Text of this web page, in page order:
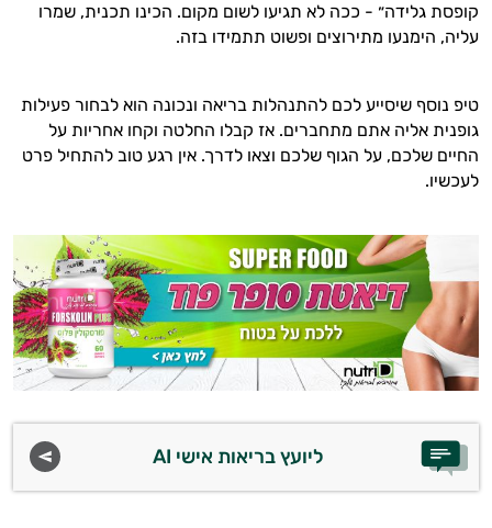
קופסת גלידה״ - ככה לא תגיעו לשום מקום. הכינו תכנית, שמרו
עליה, הימנעו מתירוצים ופשוט תתמידו בזה.
טיפ נוסף שיסייע לכם להתנהלות בריאה ונכונה הוא לבחור פעילות
גופנית אליה אתם מתחברים. אז קבלו החלטה וקחו אחריות על
החיים שלכם, על הגוף שלכם וצאו לדרך. אין רגע טוב להתחיל פרט
לעכשיו.
ליועץ בריאות אישי AI